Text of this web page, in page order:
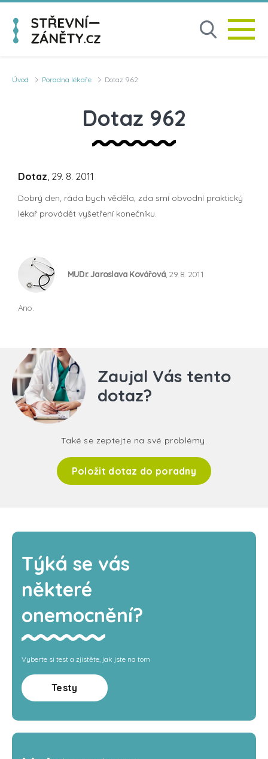
Úvod Poradna lékaře Dotaz 962
Dotaz 962
Dotaz, 29. 8. 2011
Dobrý den, ráda bych věděla, zda smí obvodní praktický
lékař provádět vyšetření konečníku.
MUDr. Jaroslava Kovářová, 29. 8. 2011
Ano.
Zaujal Vás tento
dotaz?
Také se zeptejte na své problémy.
Položit dotaz do poradny
Týká se vás
některé
onemocnění?
Vyberte si test a zjistěte, jak jste na tom
Testy